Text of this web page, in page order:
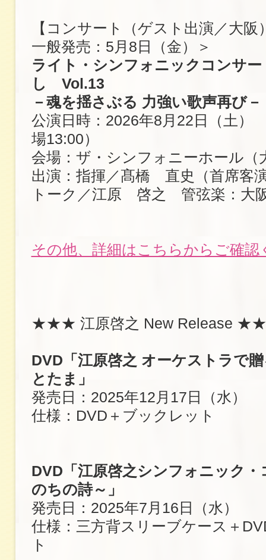
【コンサート（ゲスト出演／大
一般発売：5月8日（金）＞
ライト・シンフォニックコンサ
し Vol.13
－魂を揺さぶる 力強い歌声再び－
公演日時：2026年8月22日（土）
場13:00）
会場：ザ・シンフォニーホール（
出演：指揮／髙橋 直史（首席客
トーク／江原 啓之 管弦楽：大
その他、詳細はこちらからご確認
★★★ 江原啓之 New Release
DVD「江原啓之 オーケストラで
とたま」
発売日：2025年12月17日（水）
仕様：DVD＋ブックレット
DVD「江原啓之シンフォニック
のちの詩～」
発売日：2025年7月16日（水）
仕様：三方背スリーブケース＋
ト